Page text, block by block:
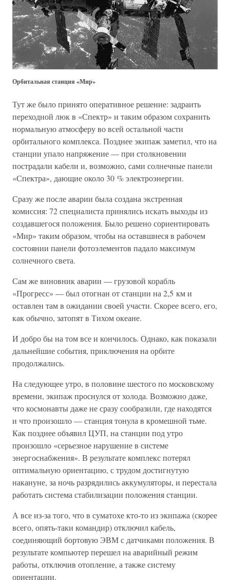
Орбитальная станция «Мир»
Тут же было принято оперативное решение: задраить
переходной люк в «Спектр» и таким образом сохранить
нормальную атмосферу во всей остальной части
орбитального комплекса. Позднее экипаж заметил, что на
станции упало напряжение — при столкновении
пострадали кабели и, возможно, сами солнечные панели
«Спектра», дающие около 30 % электроэнергии.
Сразу же после аварии была создана экстренная
комиссия: 72 специалиста принялись искать выходы из
создавшегося положения. Было решено сориентировать
«Мир» таким образом, чтобы на оставшиеся в рабочем
состоянии панели фотоэлементов падало максимум
солнечного света.
Сам же виновник аварии — грузовой корабль
«Прогресс» — был отогнан от станции на 2,5 км и
оставлен там в ожидании своей участи. Скорее всего, его,
как обычно, затопят в Тихом океане.
И добро бы на том все и кончилось. Однако, как показали
дальнейшие события, приключения на орбите
продолжались.
На следующее утро, в половине шестого по московскому
времени, экипаж проснулся от холода. Возможно даже,
что космонавты даже не сразу сообразили, где находятся
и что произошло — станция тонула в кромешной тьме.
Как позднее объявил ЦУП, на станции под утро
произошло «серьезное нарушение в системе
энергоснабжения». В результате комплекс потерял
оптимальную ориентацию, с трудом достигнутую
накануне, за ночь разрядились аккумуляторы, и перестала
работать система стабилизации положения станции.
А все из-за того, что в суматохе кто-то из экипажа (скорее
всего, опять-таки командир) отключил кабель,
соединяющий бортовую ЭВМ с датчиками положения. В
результате компьютер перешел на аварийный режим
работы, отключив отопление, а также систему
ориентации.